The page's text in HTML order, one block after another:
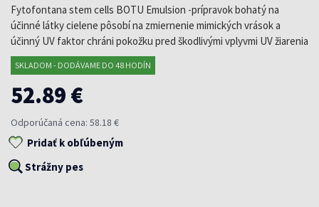
Fytofontana stem cells BOTU Emulsion -prípravok bohatý na
účinné látky cielene pôsobí na zmiernenie mimických vrások a
účinný UV faktor chráni pokožku pred škodlivými vplyvmi UV žiarenia
SKLADOM - DODÁVAME DO 48 HODÍN
52.89 €
Odporúčaná cena: 58.18 €
Pridať k obľúbeným
Strážny pes